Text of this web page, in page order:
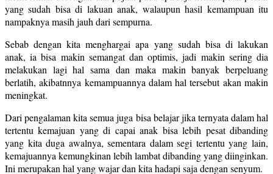
yang sudah bisa di lakuan anak, walaupun hasil kemampuan itu
nampaknya masih jauh dari sempurna.
Sebab dengan kita menghargai apa yang sudah bisa di lakukan
anak, ia bisa makin semangat dan optimis, jadi makin sering dia
melakukan lagi hal sama dan maka makin banyak berpeluang
berlatih, akibatnnya kemampuannya dalam hal tersebut akan makin
meningkat.
Dari pengalaman kita semua juga bisa belajar jika ternyata dalam hal
tertentu kemajuan yang di capai anak bisa lebih pesat dibanding
yang kita duga awalnya, sementara dalam segi tertentu yang lain,
kemajuannya kemungkinan lebih lambat dibanding yang diinginkan.
Ini merupakan hal yang wajar dan kita hadapi saja dengan senyum.